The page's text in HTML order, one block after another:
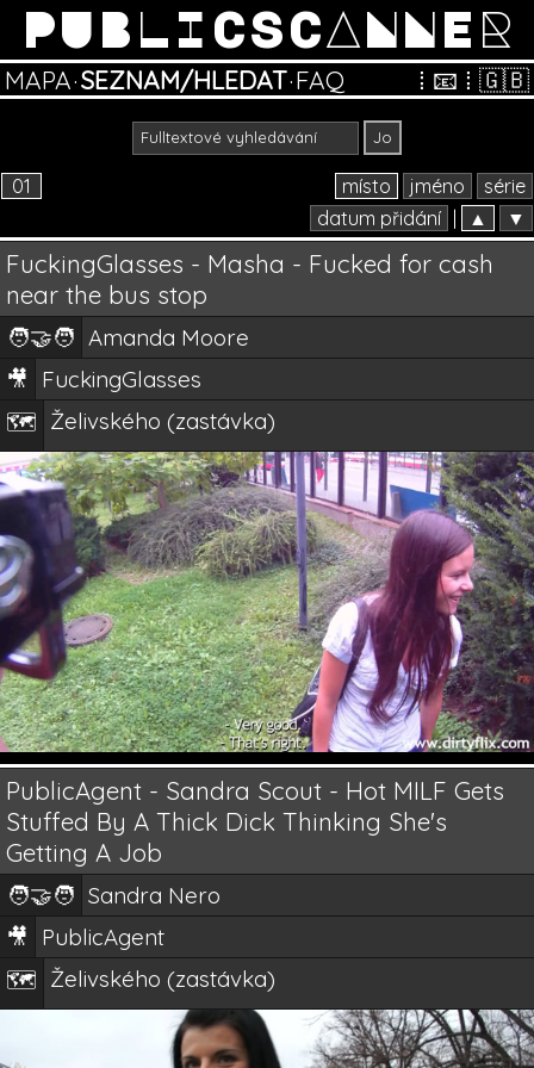
PUBLICSCANNER
MAPA·SEZNAM/HLEDAT·FAQ ⁞ 📧 ⁞ 🇬🇧
01 místo jméno
série
datum přidání
▲ ▼
FuckingGlasses - Masha - Fucked for cash
near the bus stop
🧑‍🤝‍🧑 Amanda Moore
🎥 FuckingGlasses
🗺️ Želivského (zastávka)
PublicAgent - Sandra Scout - Hot MILF Gets
Stuffed By A Thick Dick Thinking She's
Getting A Job
🧑‍🤝‍🧑 Sandra Nero
🎥 PublicAgent
🗺️ Želivského (zastávka)